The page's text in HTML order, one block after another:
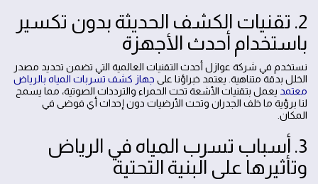
2. تقنيات الكشف الحديثة بدون تكسير
باستخدام أحدث الأجهزة
نستخدم في شركة عوازل أحدث التقنيات العالمية التي تضمن تحديد مصدر
الخلل بدقة متناهية. يعتمد خبراؤنا على جهاز كشف تسربات المياه بالرياض
معتمد يعمل بتقنيات الأشعة تحت الحمراء والترددات الصوتية، مما يسمح
لنا برؤية ما خلف الجدران وتحت الأرضيات دون إحداث أي فوضى في
المكان.
3. أسباب تسرب المياه في الرياض
وتأثيرها على البنية التحتية